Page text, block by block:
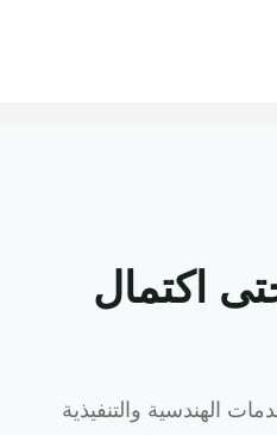
اكتمال
الهندسية والتنفيذية